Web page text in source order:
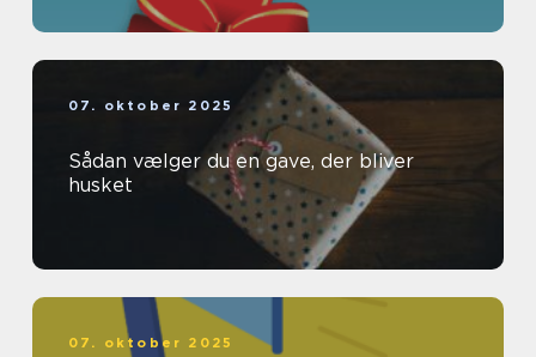
07. oktober 2025
Sådan vælger du en gave, der bliver
husket
07. oktober 2025